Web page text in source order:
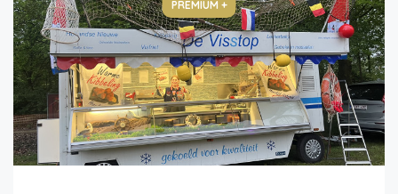
PREMIUM +